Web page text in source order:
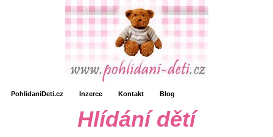
PohlidaniDeti.cz Inzerce Kontakt Blog
Hlídání dětí